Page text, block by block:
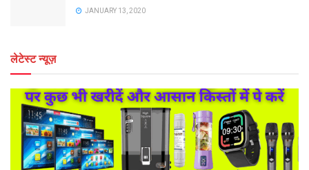
JANUARY 13, 2020
लेटेस्ट न्यूज़